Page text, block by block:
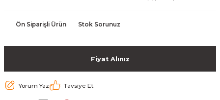
Ön Siparişli Ürün Stok Sorunuz
Fiyat Alınız
Yorum Yaz Tavsiye Et